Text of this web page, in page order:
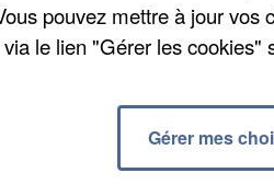
pouvez mettre à jour vos
le lien "Gérer les cookies"
Gérer mes